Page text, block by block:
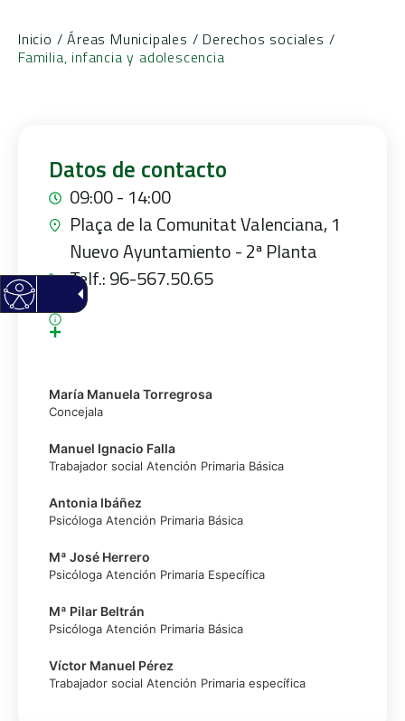
Inicio /Áreas Municipales / Derechos sociales /
Familia, infancia y adolescencia
María Manuela Torregrosa
Concejala
Manuel Ignacio Falla
Trabajador social Atención Primaria Básica
Antonia Ibáñez
Psicóloga Atención Primaria Básica
Mª José Herrero
Psicóloga Atención Primaria Específica
Mª Pilar Beltrán
Psicóloga Atención Primaria Básica
Víctor Manuel Pérez
Trabajador social Atención Primaria específica
Datos de contacto
09:00 - 14:00
Plaça de la Comunitat Valenciana, 1
Nuevo Ayuntamiento - 2ª Planta
Telf.: 96-567.50.65